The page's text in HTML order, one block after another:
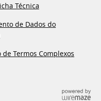
Técnica
de Dados do
de Termos Complexos